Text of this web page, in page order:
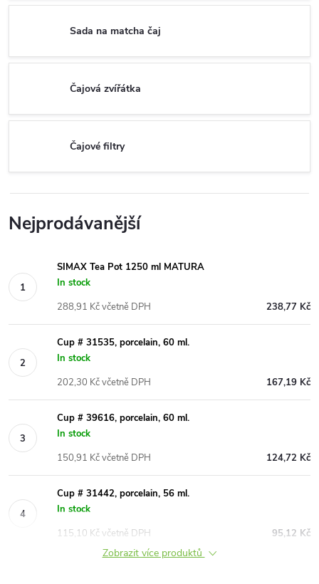
Sada na matcha čaj
Čajová zvířátka
Čajové filtry
Nejprodávanější
SIMAX Tea Pot 1250 ml MATURA
In stock
238,77 Kč
288,91 Kč včetně DPH
Cup # 31535, porcelain, 60 ml.
In stock
167,19 Kč
202,30 Kč včetně DPH
Cup # 39616, porcelain, 60 ml.
In stock
124,72 Kč
150,91 Kč včetně DPH
Cup # 31442, porcelain, 56 ml.
In stock
95,12 Kč
115,10 Kč včetně DPH
Zobrazit více produktů